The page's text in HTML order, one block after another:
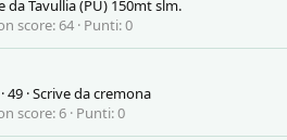
daTavullia (PU) 150mt slm.
score 64 Punti 0
·49 ·Scrive dacremona
score 6 Punti 0